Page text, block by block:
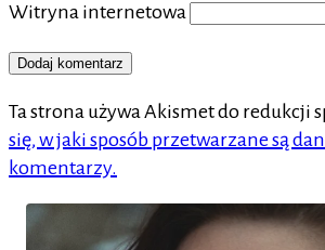
Witryna internetowa
Ta strona używa Akismet do redukcji
się, w jaki sposób przetwarzane są
komentarzy.